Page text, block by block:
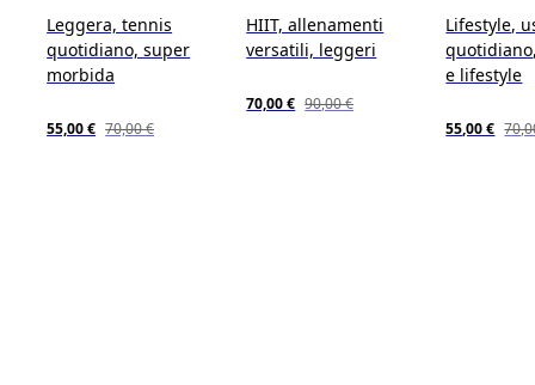
Leggera, tennis
quotidiano, super
morbida
55,00 € 70,00 €
HIIT, allenamenti
versatili, leggeri
70,00 € 90,00 €
Lifestyle,
e lifestyle
55,00 €